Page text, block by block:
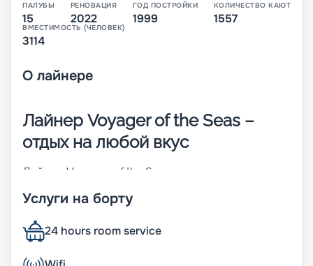
ПАЛУБЫ
15
РЕНОВАЦИЯ
2022
ГОД ПОСТРОЙКИ
1999
КОЛИЧЕСТВО КАЮТ
1557
ВМЕСТИМОСТЬ (ЧЕЛОВЕК)
3114
О лайнере
Лайнер Voyager of the Seas –
отдых на любой вкус
Лайнер Voyager of the Seas – родоначальник
году в Финляндии. На момент спуска на воду он
нем впервые появился крытый куполом
променад протяженностью 3/4 длины судна.
Чтобы поддерживать его надежность и
Услуги на борту
24 hours room service